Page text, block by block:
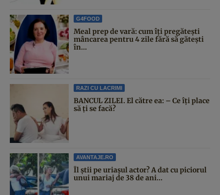
G4FOOD
Meal prep de vară: cum îți pregătești
mâncarea pentru 4 zile fără să gătești
în...
RAZI CU LACRIMI
BANCUL ZILEI. El către ea: – Ce îți place
să ți se facă?
AVANTAJE.RO
Îl știi pe uriașul actor? A dat cu piciorul
unui mariaj de 38 de ani...